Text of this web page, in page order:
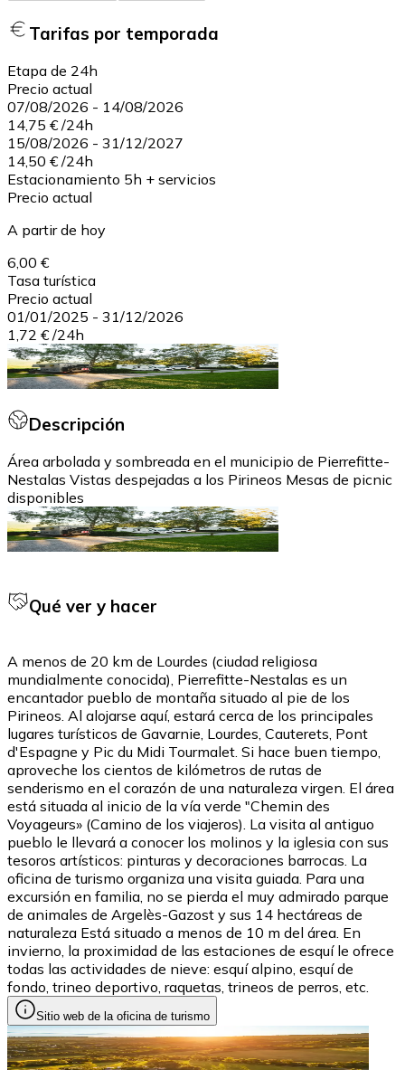
Tarifas por temporada
Etapa de 24h
Precio actual
07/08/2026 - 14/08/2026
14,75 € /24h
15/08/2026 - 31/12/2027
14,50 € /24h
Estacionamiento 5h + servicios
Precio actual
A partir de hoy
6,00 €
Tasa turística
Precio actual
01/01/2025 - 31/12/2026
1,72 € /24h
Descripción
Área arbolada y sombreada en el municipio de Pierrefitte-
Nestalas Vistas despejadas a los Pirineos Mesas de picnic
disponibles
Qué ver y hacer
A menos de 20 km de Lourdes (ciudad religiosa
mundialmente conocida), Pierrefitte-Nestalas es un
encantador pueblo de montaña situado al pie de los
Pirineos. Al alojarse aquí, estará cerca de los principales
lugares turísticos de Gavarnie, Lourdes, Cauterets, Pont
d'Espagne y Pic du Midi Tourmalet. Si hace buen tiempo,
aproveche los cientos de kilómetros de rutas de
senderismo en el corazón de una naturaleza virgen. El área
está situada al inicio de la vía verde "Chemin des
Voyageurs» (Camino de los viajeros). La visita al antiguo
pueblo le llevará a conocer los molinos y la iglesia con sus
tesoros artísticos: pinturas y decoraciones barrocas. La
oficina de turismo organiza una visita guiada. Para una
excursión en familia, no se pierda el muy admirado parque
de animales de Argelès-Gazost y sus 14 hectáreas de
naturaleza Está situado a menos de 10 m del área. En
invierno, la proximidad de las estaciones de esquí le ofrece
todas las actividades de nieve: esquí alpino, esquí de
fondo, trineo deportivo, raquetas, trineos de perros, etc.
Sitio web de la oficina de turismo